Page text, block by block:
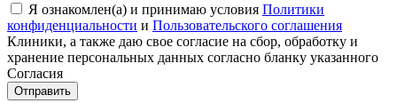
Я ознакомлен(а) и принимаю условия Политики
конфиденциальности и Пользовательского соглашения
Клиники, а также даю свое согласие на сбор, обработку и
хранение персональных данных согласно бланку указанного
Согласия
Отправить